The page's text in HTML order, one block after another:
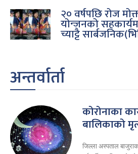
२० वर्षपछि रोज
योन्जनको
च्याट्टै
अन्तर्वार्ता
कोरोनाका
बालिकाको
जिल्ला अस्पताल